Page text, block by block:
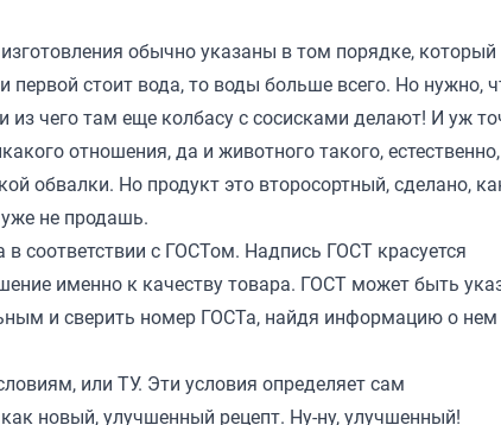
обычно указаны в том порядке, который
первой стоит вода, то воды больше всего. Но нужно,
из чего там еще колбасу с сосисками делают! И уж
отношения, да и животного такого, естественно,
обвалки. Но продукт это второсортный, сделано,
не продашь.
соответствии с ГОСТом. Надпись ГОСТ красуется
именно к качеству товара. ГОСТ может быть
и сверить номер ГОСТа, найдя информацию о нем
или ТУ. Эти условия определяет сам
новый, улучшенный рецепт. Ну-ну, улучшенный!